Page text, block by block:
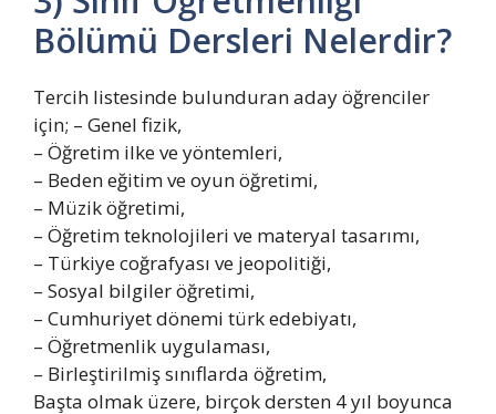
Bölümü Dersleri Nelerdir?
Tercih listesinde bulunduran aday öğrenciler
için; – Genel fizik,
– Öğretim ilke ve yöntemleri,
– Beden eğitim ve oyun öğretimi,
– Müzik öğretimi,
– Öğretim teknolojileri ve materyal tasarımı,
– Türkiye coğrafyası ve jeopolitiği,
– Sosyal bilgiler öğretimi,
– Cumhuriyet dönemi türk edebiyatı,
– Öğretmenlik uygulaması,
– Birleştirilmiş sınıflarda öğretim,
Başta olmak üzere, birçok dersten 4 yıl boyunca